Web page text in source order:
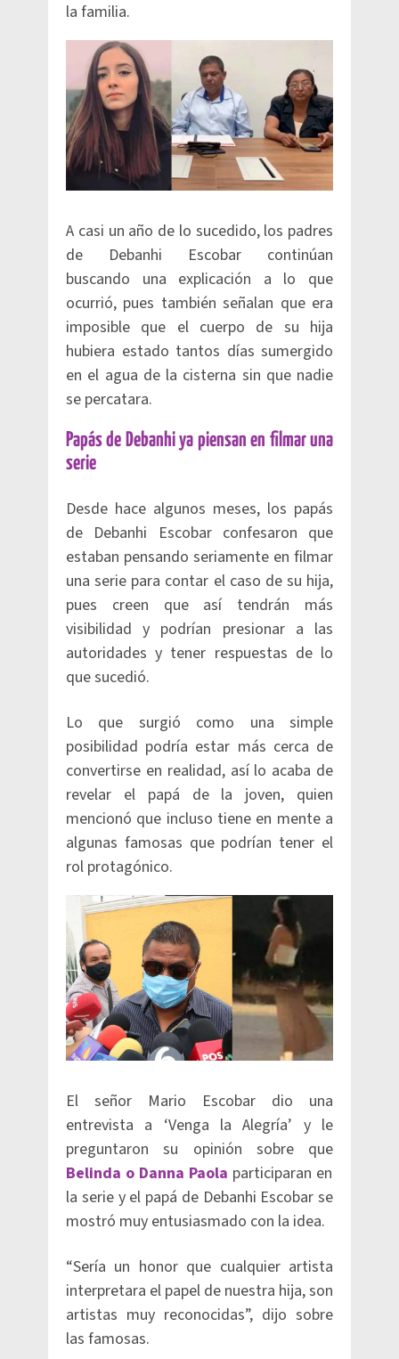
la familia.
A casi un año de lo sucedido, los padres
de Debanhi Escobar continúan
buscando una explicación a lo que
ocurrió, pues también señalan que era
imposible que el cuerpo de su hija
hubiera estado tantos días sumergido
en el agua de la cisterna sin que nadie
se percatara.
Papás de Debanhi ya piensan en filmar una
serie
Desde hace algunos meses, los papás
de Debanhi Escobar confesaron que
estaban pensando seriamente en filmar
una serie para contar el caso de su hija,
pues creen que así tendrán más
visibilidad y podrían presionar a las
autoridades y tener respuestas de lo
que sucedió.
Lo que surgió como una simple
posibilidad podría estar más cerca de
convertirse en realidad, así lo acaba de
revelar el papá de la joven, quien
mencionó que incluso tiene en mente a
algunas famosas que podrían tener el
rol protagónico.
El señor Mario Escobar dio una
entrevista a ‘Venga la Alegría’ y le
preguntaron su opinión sobre que
Belinda o Danna Paola participaran en
la serie y el papá de Debanhi Escobar se
mostró muy entusiasmado con la idea.
“Sería un honor que cualquier artista
interpretara el papel de nuestra hija, son
artistas muy reconocidas”, dijo sobre
las famosas.